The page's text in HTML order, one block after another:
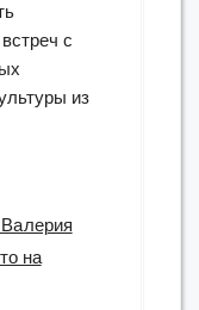
с
из
на